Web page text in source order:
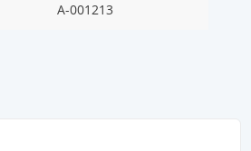
A-001213